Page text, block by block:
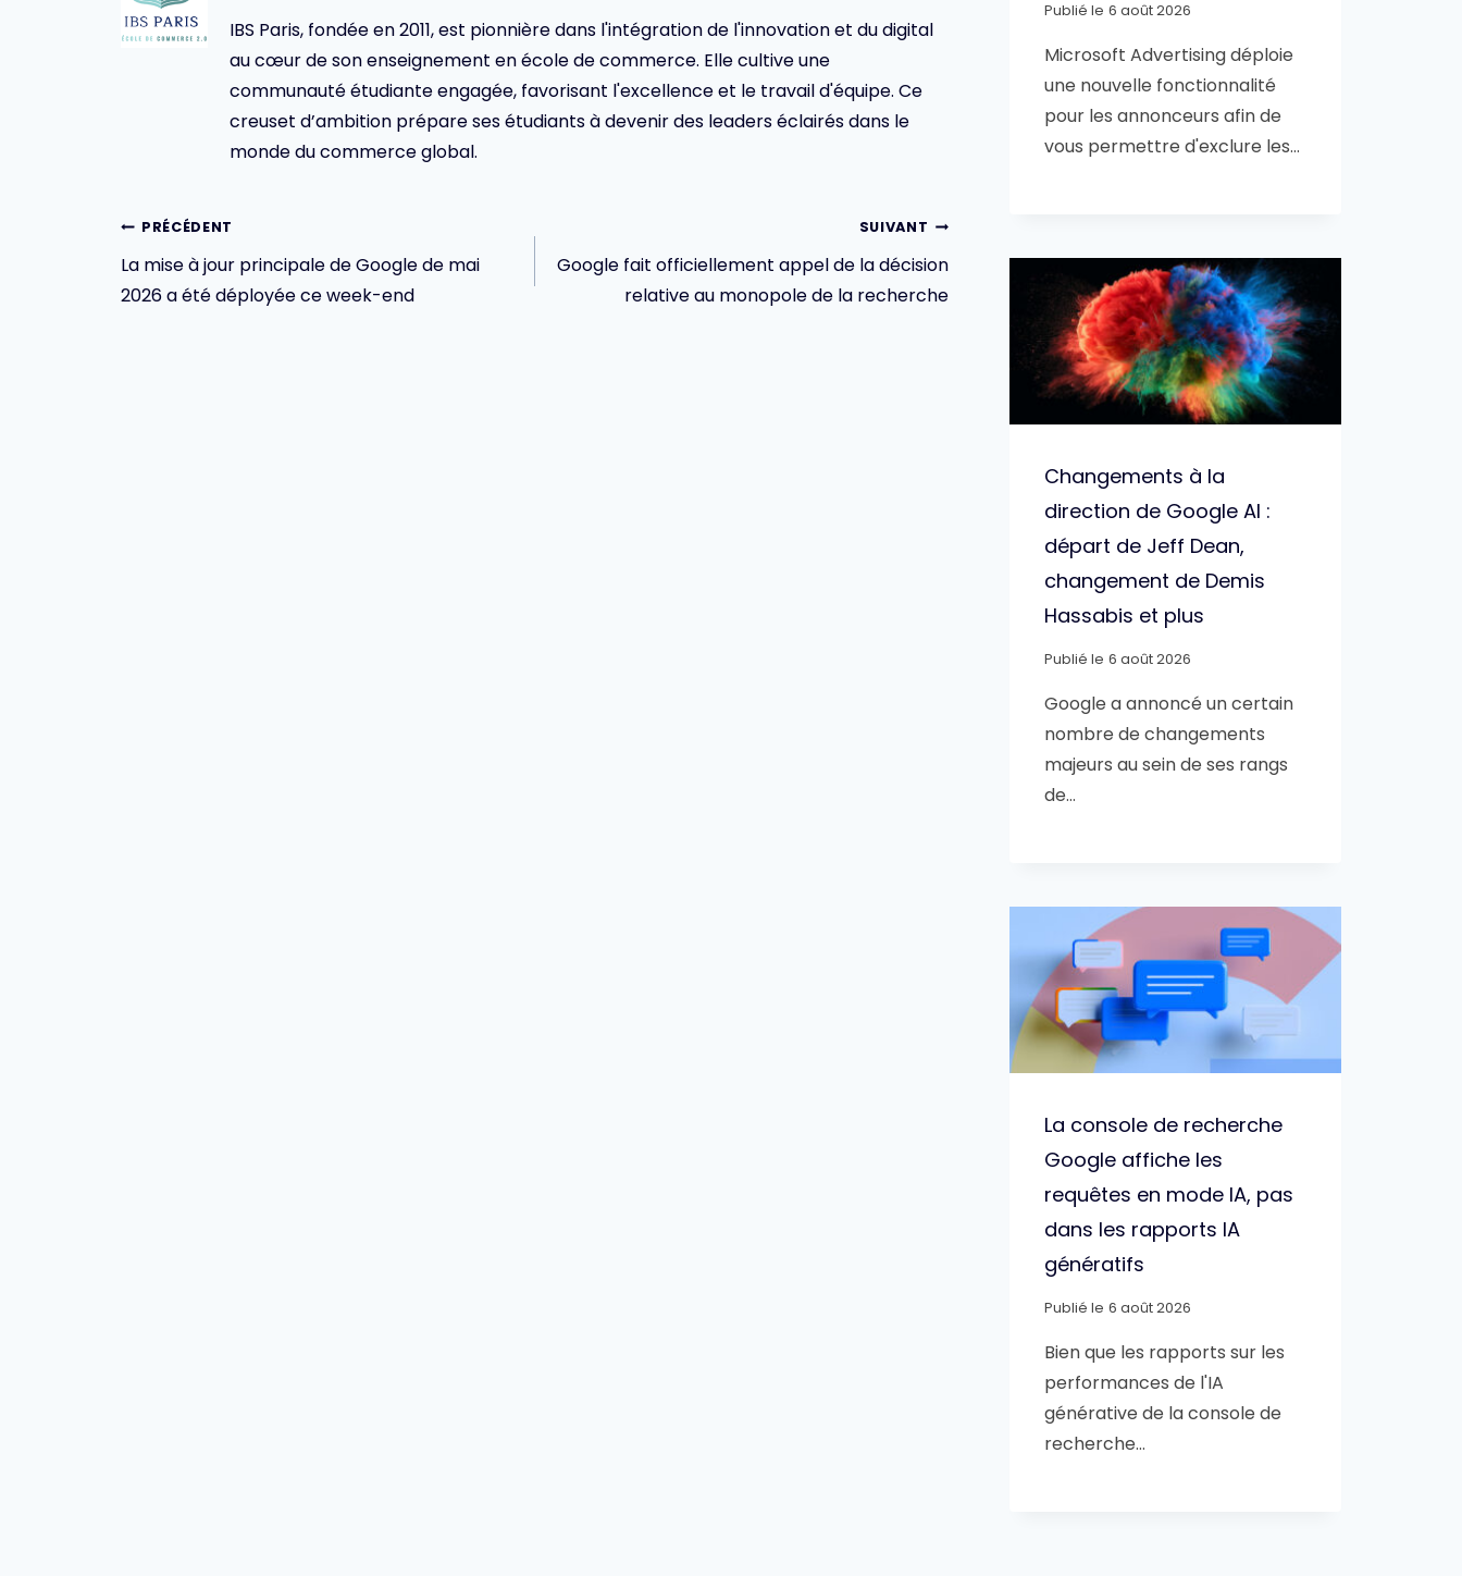
IBS Paris, fondée en 2011, est pionnière dans l'intégration de l'innovation et du digital
au cœur de son enseignement en école de commerce. Elle cultive une
communauté étudiante engagée, favorisant l'excellence et le travail d'équipe. Ce
creuset d’ambition prépare ses étudiants à devenir des leaders éclairés dans le
monde du commerce global.
Navigation
de
PRÉCÉDENT
La mise à jour principale de Google de mai
2026 a été déployée ce week-end
SUIVANT
Google fait officiellement appel de la décision
relative au monopole de la recherche
Publié le 6 août 2026
Microsoft Advertising déploie
une nouvelle fonctionnalité
pour les annonceurs afin de
vous permettre d'exclure les…
Changements à la
direction de Google AI :
départ de Jeff Dean,
changement de Demis
Hassabis et plus
Publié le 6 août 2026
Google a annoncé un certain
nombre de changements
majeurs au sein de ses rangs
de…
La console de recherche
Google affiche les
requêtes en mode IA, pas
dans les rapports IA
génératifs
Publié le 6 août 2026
Bien que les rapports sur les
performances de l'IA
générative de la console de
recherche…